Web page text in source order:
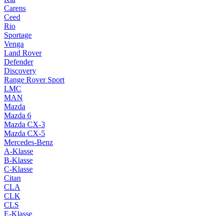
Carens
Ceed
Rio
Sportage
Venga
Land Rover
Defender
Discovery
Range Rover Sport
LMC
MAN
Mazda
Mazda 6
Mazda CX-3
Mazda CX-5
Mercedes-Benz
A-Klasse
B-Klasse
C-Klasse
Citan
CLA
CLK
CLS
E-Klasse